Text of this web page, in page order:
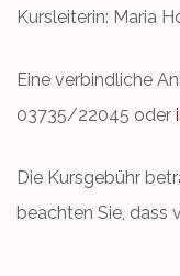
Kursleiterin: Maria
Eine verbindliche
03735/22045 oder
Die Kursgebühr
beachten Sie, dass